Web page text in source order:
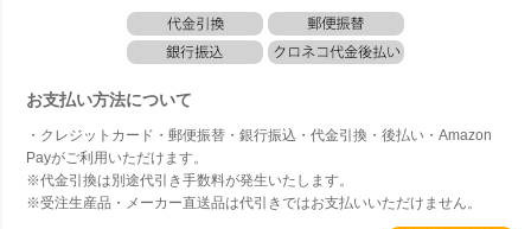
お支払い方法について
・クレジットカード・郵便振替・銀行振込・代金引換・後払い・Amazon
Payがご利用いただけます。
※代金引換は別途代引き手数料が発生いたします。
※受注生産品・メーカー直送品は代引きではお支払いいただけません。